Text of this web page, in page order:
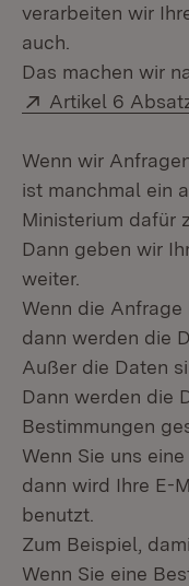
verarbeiten wir
auch.
Das machen wir
Extern:
Artikel 6
Wenn wir
ist manchmal ein
Ministerium dafür
Dann geben wir
weiter.
Wenn die
dann werden die
Außer die Daten
Dann werden die
Bestimmungen
Wenn Sie uns
dann wird Ihre E-
benutzt.
Zum Beispiel,
Wenn Sie eine